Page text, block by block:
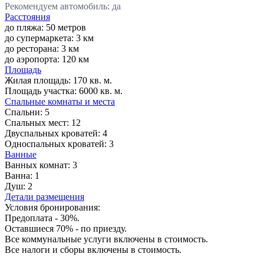
Рекомендуем автомобиль: да
Расстояния
до пляжа: 50 метров
до супермаркета: 3 км
до ресторана: 3 км
до аэропорта: 120 км
Площадь
Жилая площадь: 170 кв. м.
Площадь участка: 6000 кв. м.
Спальные комнаты и места
Спальни: 5
Спальных мест: 12
Двуспальных кроватей: 4
Односпальных кроватей: 3
Ванные
Ванных комнат: 3
Ванна: 1
Душ: 2
Детали размещения
Условия бронирования:
Предоплата - 30%.
Оставшиеся 70% - по приезду.
Все коммунальные услуги включены в стоимость.
Все налоги и сборы включены в стоимость.